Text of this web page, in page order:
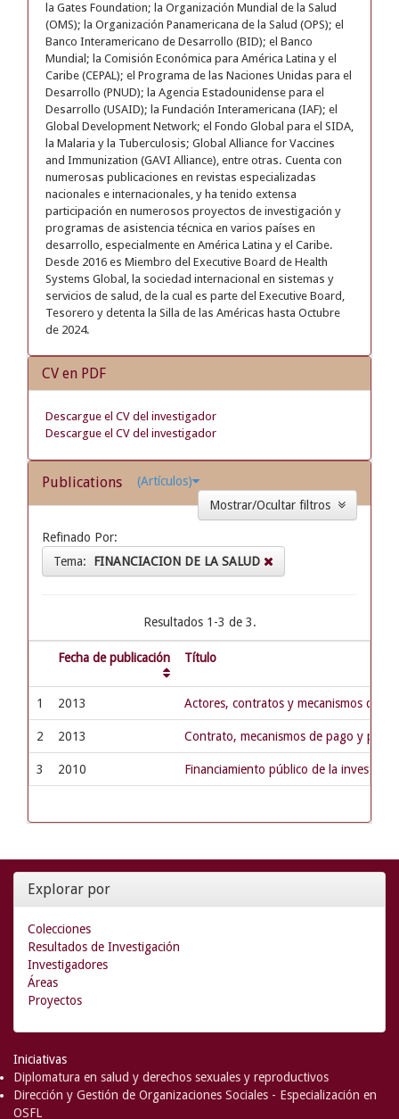
la Gates Foundation; la Organización Mundial de la Salud
(OMS); la Organización Panamericana de la Salud (OPS); el
Banco Interamericano de Desarrollo (BID); el Banco
Mundial; la Comisión Económica para América Latina y el
Caribe (CEPAL); el Programa de las Naciones Unidas para el
Desarrollo (PNUD); la Agencia Estadounidense para el
Desarrollo (USAID); la Fundación Interamericana (IAF); el
Global Development Network; el Fondo Global para el SIDA,
la Malaria y la Tuberculosis; Global Alliance for Vaccines
and Immunization (GAVI Alliance), entre otras. Cuenta con
numerosas publicaciones en revistas especializadas
nacionales e internacionales, y ha tenido extensa
participación en numerosos proyectos de investigación y
programas de asistencia técnica en varios países en
desarrollo, especialmente en América Latina y el Caribe.
Desde 2016 es Miembro del Executive Board de Health
Systems Global, la sociedad internacional en sistemas y
servicios de salud, de la cual es parte del Executive Board,
Tesorero y detenta la Silla de las Américas hasta Octubre
de 2024.
CV en PDF
Descargue el CV del investigador
Descargue el CV del investigador
Publications
(Artículos)
Refinado Por:
Tema:
FINANCIACION DE LA SALUD
Resultados 1-3 de 3.
Fecha de publicación Título
1 2013 Actores, contratos y mecanismos de
2 2013 Contrato, mecanismos de pago y
3 2010 Financiamiento público de la
Explorar por
Colecciones
Resultados de Investigación
Investigadores
Áreas
Proyectos
Iniciativas
Diplomatura en salud y derechos sexuales y reproductivos
Dirección y Gestión de Organizaciones Sociales - Especialización en
OSFL